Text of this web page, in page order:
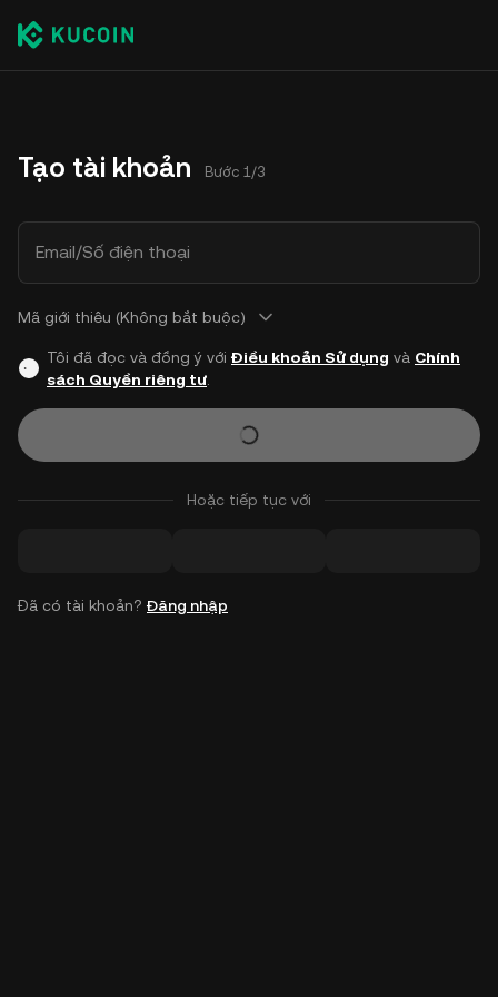
Tạo tài khoản Bước 1/3
Email/Số điện thoại
Mã giới thiêu (Không bắt buộc)
Tôi đã đọc và đồng ý với Điều khoản Sử dụng và Chính
sách Quyền riêng tư.
Hoặc tiếp tục với
Đã có tài khoản? Đăng nhập